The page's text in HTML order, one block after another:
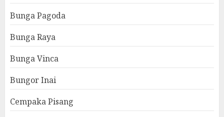
Bunga Pagoda
Bunga Raya
Bunga Vinca
Bungor Inai
Cempaka Pisang